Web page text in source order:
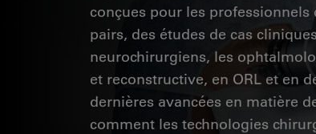
conçues pour les
pairs, des études de cas
neurochirurgiens, les
et reconstructive, en ORL et en
dernières avancées en matière
comment les technologies